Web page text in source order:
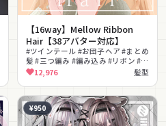
【16way】Mellow Ribbon
Hair【38アバター対応】
#ツインテール #お団子ヘア #まとめ
髪 #三つ編み #編み込み #リボン #内
巻き #ガーリー #かわいい #MA対応
12,976 髪型
¥950